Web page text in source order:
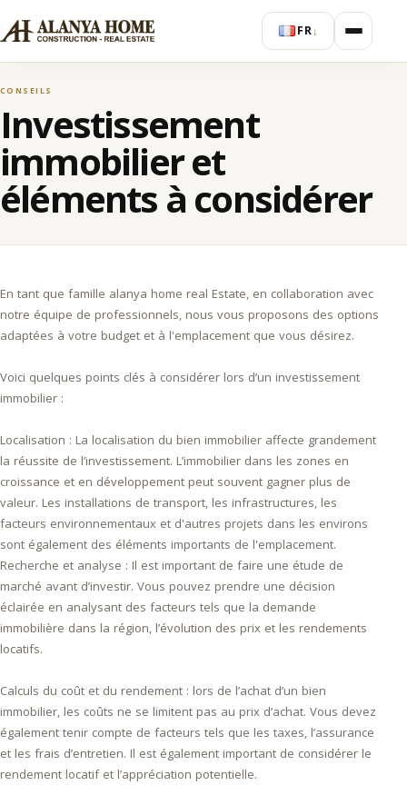
FR ↓
CONSEILS
Investissement
immobilier et
éléments à considérer
En tant que famille alanya home real Estate, en collaboration avec
notre équipe de professionnels, nous vous proposons des options
adaptées à votre budget et à l'emplacement que vous désirez.
Voici quelques points clés à considérer lors d’un investissement
immobilier :
Localisation : La localisation du bien immobilier affecte grandement
la réussite de l’investissement. L’immobilier dans les zones en
croissance et en développement peut souvent gagner plus de
valeur. Les installations de transport, les infrastructures, les
facteurs environnementaux et d'autres projets dans les environs
sont également des éléments importants de l'emplacement.
Recherche et analyse : Il est important de faire une étude de
marché avant d’investir. Vous pouvez prendre une décision
éclairée en analysant des facteurs tels que la demande
immobilière dans la région, l’évolution des prix et les rendements
locatifs.
Calculs du coût et du rendement : lors de l’achat d’un bien
immobilier, les coûts ne se limitent pas au prix d’achat. Vous devez
également tenir compte de facteurs tels que les taxes, l’assurance
et les frais d’entretien. Il est également important de considérer le
rendement locatif et l’appréciation potentielle.